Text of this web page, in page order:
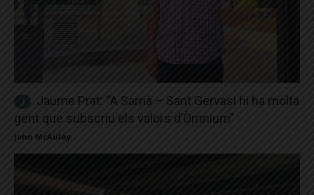
Jaume Prat: “A Sarrià – Sant Gervasi hi ha molta
gent que subscriu els valors d’Òmnium”
John McAulay